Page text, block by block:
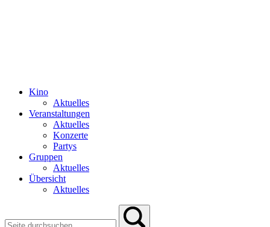
Kino
Aktuelles
Veranstaltungen
Aktuelles
Konzerte
Partys
Gruppen
Aktuelles
Übersicht
Aktuelles